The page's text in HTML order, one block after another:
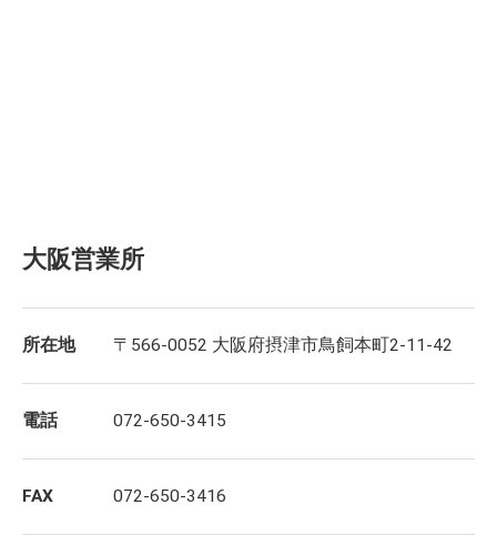
大阪営業所
所在地 〒566-0052 大阪府摂津市鳥飼本町2-11-42
電話 072-650-3415
FAX 072-650-3416